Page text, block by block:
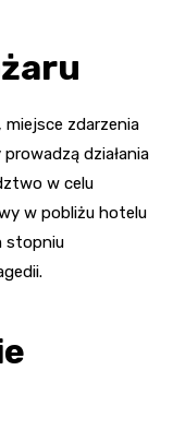
miejsce zdarzenia
działania
w celu
w pobliżu hotelu
stopniu